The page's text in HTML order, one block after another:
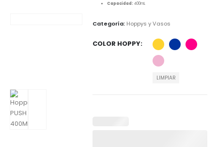
Capacidad: 400mL
Categoría: Hoppys y Vasos
COLOR HOPPY
LIMPIAR